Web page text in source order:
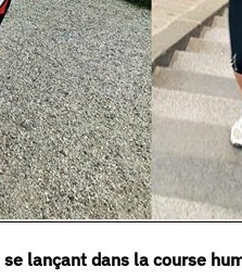
se lançant dans la course